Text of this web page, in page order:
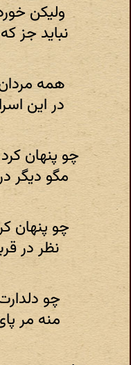
ولیکن
نباید جز
همه
در این
چو پنهان
مگو دیگر
چو پنهان
نظر در
چو
منه مر